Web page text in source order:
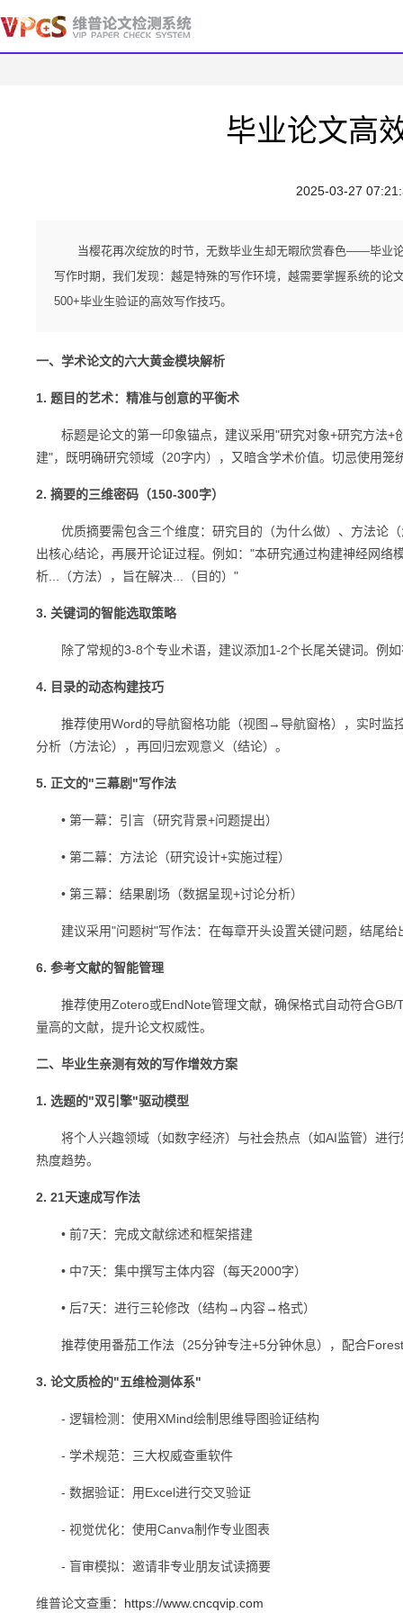
毕业论文高
2025-03-27
当樱花再次绽放的时节，无数毕业生却无暇欣赏春色——毕业
写作时期，我们发现：越是特殊的写作环境，越需要掌握系统的
500+毕业生验证的高效写作技巧。
一、学术论文的六大黄金模块解析
1. 题目的艺术：精准与创意的平衡术
标题是论文的第一印象锚点，建议采用"研究对象+研究方法+
建"，既明确研究领域（20字内），又暗含学术价值。切忌使用笼
2. 摘要的三维密码（150-300字）
优质摘要需包含三个维度：研究目的（为什么做）、方法论（
出核心结论，再展开论证过程。例如："本研究通过构建神经网
析...（方法），旨在解决...（目的）"
3. 关键词的智能选取策略
除了常规的3-8个专业术语，建议添加1-2个长尾关键词。例如
4. 目录的动态构建技巧
推荐使用Word的导航窗格功能（视图→导航窗格），实时监
分析（方法论），再回归宏观意义（结论）。
5. 正文的"三幕剧"写作法
• 第一幕：引言（研究背景+问题提出）
• 第二幕：方法论（研究设计+实施过程）
• 第三幕：结果剧场（数据呈现+讨论分析）
建议采用"问题树"写作法：在每章开头设置关键问题，结尾给
6. 参考文献的智能管理
推荐使用Zotero或EndNote管理文献，确保格式自动符合GB/
量高的文献，提升论文权威性。
二、毕业生亲测有效的写作增效方案
1. 选题的"双引擎"驱动模型
将个人兴趣领域（如数字经济）与社会热点（如AI监管）进行
热度趋势。
2. 21天速成写作法
• 前7天：完成文献综述和框架搭建
• 中7天：集中撰写主体内容（每天2000字）
• 后7天：进行三轮修改（结构→内容→格式）
推荐使用番茄工作法（25分钟专注+5分钟休息），配合
3. 论文质检的"五维检测体系"
- 逻辑检测：使用XMind绘制思维导图验证结构
- 学术规范：三大权威查重软件
- 数据验证：用Excel进行交叉验证
- 视觉优化：使用Canva制作专业图表
- 盲审模拟：邀请非专业朋友试读摘要
维普论文查重： https://www.cncqvip.com